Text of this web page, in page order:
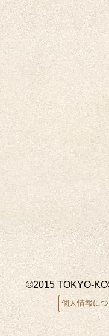
©2015 TOKYO-
個人情報に